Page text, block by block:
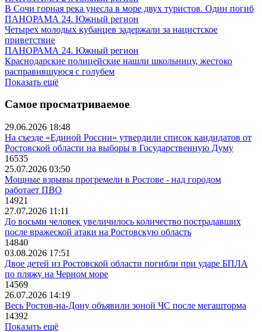
В Сочи горная река унесла в море двух туристов. Один погиб
ПАНОРАМА 24. Южный регион
Четырех молодых кубанцев задержали за нацистское
приветствие
ПАНОРАМА 24. Южный регион
Краснодарские полицейские нашли школьницу, жестоко
расправившуюся с голубем
Показать ещё
Самое просматриваемое
29.06.2026 18:48
На съезде «Единой России» утвердили список кандидатов от
Ростовской области на выборы в Государственную Думу
16535
25.07.2026 03:50
Мощные взрывы прогремели в Ростове - над городом
работает ПВО
14921
27.07.2026 11:11
До восьми человек увеличилось количество пострадавших
после вражеской атаки на Ростовскую область
14840
03.08.2026 17:51
Двое детей из Ростовской области погибли при ударе БПЛА
по пляжу на Черном море
14569
26.07.2026 14:19
Весь Ростов-на-Дону объявили зоной ЧС после мегашторма
14392
Показать ещё